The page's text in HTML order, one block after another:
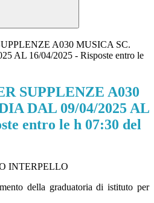
A030 MUSICA SC.
AL 16/04/2025 - Risposte entro le
SUPPLENZE A030
DAL 09/04/2025 AL
entro le h 07:30 del
INTERPELLO
della graduatoria di istituto per